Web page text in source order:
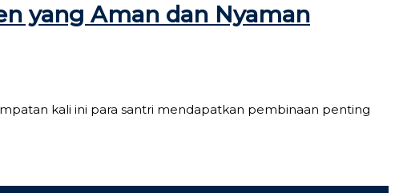
yang Aman dan Nyaman
kali ini para santri mendapatkan pembinaan penting